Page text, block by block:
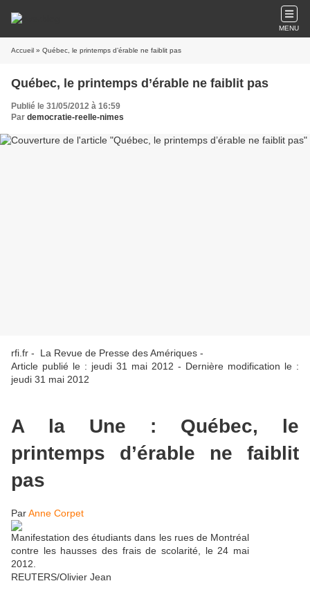
MENU
Accueil » Québec, le printemps d’érable ne faiblit pas
Québec, le printemps d’érable ne faiblit pas
Publié le 31/05/2012 à 16:59
Par democratie-reelle-nimes
rfi.fr - La Revue de Presse des Amériques -
Article publié le : jeudi 31 mai 2012 - Dernière modification le :
jeudi 31 mai 2012
A la Une : Québec, le
printemps d’érable ne faiblit
pas
ParAnne Corpet
Manifestation des étudiants dans les rues de Montréal
contre les hausses des frais de scolarité, le 24 mai
2012.
REUTERS/Olivier Jean